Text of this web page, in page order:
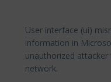
User interface (ui)
information in
unauthorized
network.